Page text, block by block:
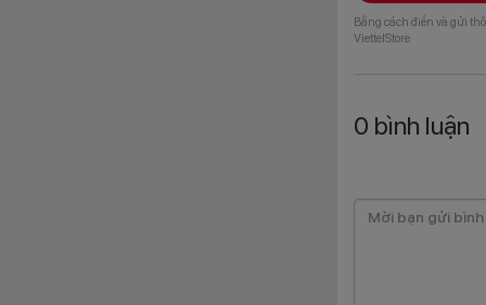
Bằng cách điền và gửi
ViettelStore
0 bình luận